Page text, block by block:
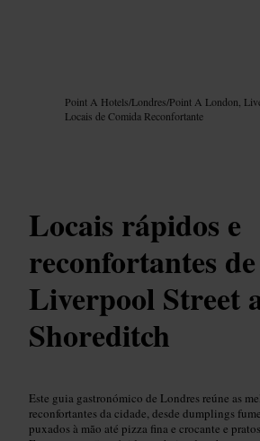
Point A Hotels/Londres/Point A London,
Locais de Comida Reconfortante
Locais rápidos e
reconfortantes de
Liverpool Street
Shoreditch
Este guia gastronómico de Londres reúne as
reconfortantes da cidade, desde dumplings
puxados à mão até pizza fina e crocante e